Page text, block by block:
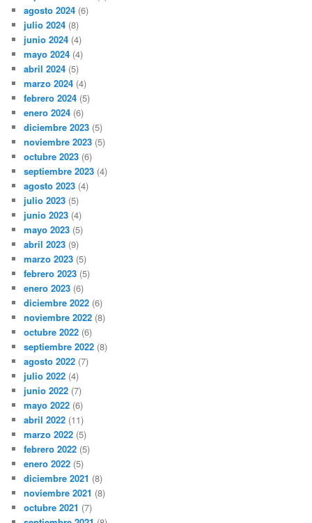
agosto 2024 (6)
julio 2024 (8)
junio 2024 (4)
mayo 2024 (4)
abril 2024 (5)
marzo 2024 (4)
febrero 2024 (5)
enero 2024 (6)
diciembre 2023 (5)
noviembre 2023 (5)
octubre 2023 (6)
septiembre 2023 (4)
agosto 2023 (4)
julio 2023 (5)
junio 2023 (4)
mayo 2023 (5)
abril 2023 (9)
marzo 2023 (5)
febrero 2023 (5)
enero 2023 (6)
diciembre 2022 (6)
noviembre 2022 (8)
octubre 2022 (6)
septiembre 2022 (8)
agosto 2022 (7)
julio 2022 (4)
junio 2022 (7)
mayo 2022 (6)
abril 2022 (11)
marzo 2022 (5)
febrero 2022 (5)
enero 2022 (5)
diciembre 2021 (8)
noviembre 2021 (8)
octubre 2021 (7)